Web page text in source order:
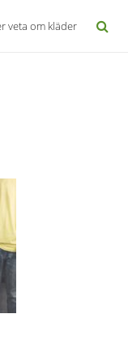
veta om kläder